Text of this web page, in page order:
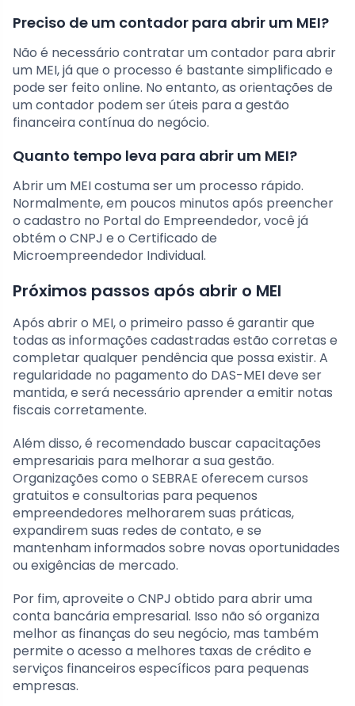
Preciso de um contador para abrir um MEI?
Não é necessário contratar um contador para abrir
um MEI, já que o processo é bastante simplificado e
pode ser feito online. No entanto, as orientações de
um contador podem ser úteis para a gestão
financeira contínua do negócio.
Quanto tempo leva para abrir um MEI?
Abrir um MEI costuma ser um processo rápido.
Normalmente, em poucos minutos após preencher
o cadastro no Portal do Empreendedor, você já
obtém o CNPJ e o Certificado de
Microempreendedor Individual.
Próximos passos após abrir o MEI
Após abrir o MEI, o primeiro passo é garantir que
todas as informações cadastradas estão corretas e
completar qualquer pendência que possa existir. A
regularidade no pagamento do DAS-MEI deve ser
mantida, e será necessário aprender a emitir notas
fiscais corretamente.
Além disso, é recomendado buscar capacitações
empresariais para melhorar a sua gestão.
Organizações como o SEBRAE oferecem cursos
gratuitos e consultorias para pequenos
empreendedores melhorarem suas práticas,
expandirem suas redes de contato, e se
mantenham informados sobre novas oportunidades
ou exigências de mercado.
Por fim, aproveite o CNPJ obtido para abrir uma
conta bancária empresarial. Isso não só organiza
melhor as finanças do seu negócio, mas também
permite o acesso a melhores taxas de crédito e
serviços financeiros específicos para pequenas
empresas.